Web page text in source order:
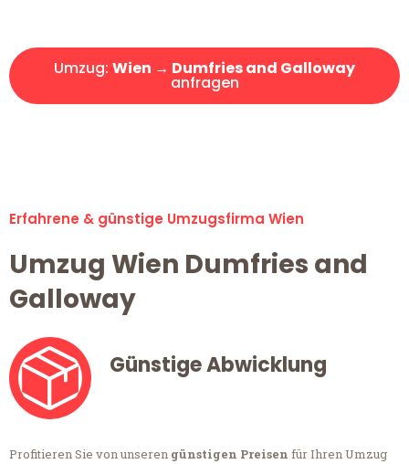
Umzug: Wien → Dumfries and Galloway
anfragen
Erfahrene & günstige Umzugsfirma Wien
Umzug Wien Dumfries and
Galloway
Günstige Abwicklung
Profitieren Sie von unseren günstigen Preisen für Ihren Umzug